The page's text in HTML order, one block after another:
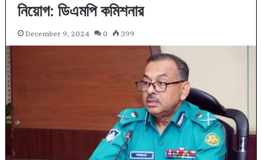
নিয়োগ: ডিএমপি কমিশনার
December 9, 2024 0 399